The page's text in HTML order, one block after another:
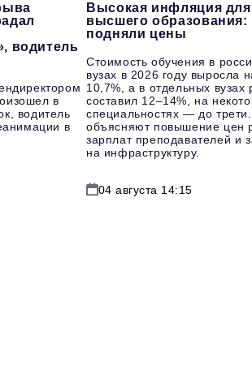
водитель
в
водитель
в
Высокая инфляция для
высшего образования:
подняли цены
Стоимость обучения в
вузах в 2026 году выросла
10,7%, а в отдельных вузах
составил 12–14%, на
специальностях — до
объясняют повышение цен
зарплат преподавателей и
на инфраструктуру.
04 августа 14:15